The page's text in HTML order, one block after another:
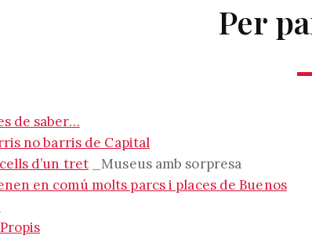
Per
de saber…
no barris de Capital
d’un tret _Museus amb sorpresa
en comú molts parcs i places de Buenos